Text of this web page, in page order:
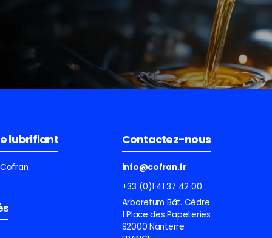
lubrifiant Contactez-nous
info@cofran.fr
+33 (0)1 41 37 42 00
Arboretum Bât. Cèdre
1 Place des Papeteries
92000 Nanterre